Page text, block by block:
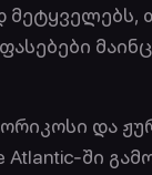
მეტყველებს,
და
Atlantic-ში